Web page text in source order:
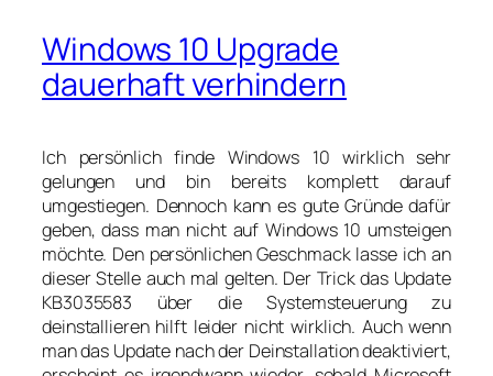
Windows 10 Upgrade
dauerhaft verhindern
Ich persönlich finde Windows 10 wirklich sehr
gelungen und bin bereits komplett darauf
umgestiegen. Dennoch kann es gute Gründe dafür
geben, dass man nicht auf Windows 10 umsteigen
möchte. Den persönlichen Geschmack lasse ich an
dieser Stelle auch mal gelten. Der Trick das Update
KB3035583 über die Systemsteuerung zu
deinstallieren hilft leider nicht wirklich. Auch wenn
man das Update nach der Deinstallation deaktiviert,